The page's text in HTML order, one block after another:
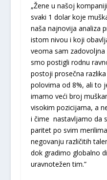
„Žene u našoj
svaki 1 dolar koje
naša najnovija analiza
istom nivou i koji
veoma sam
smo postigli rodnu
postoji prosečna
polovima od 8%, ali to
imamo veći broj
visokim pozicijama, a
i čime nastavljamo da
paritet po svim
negovanju različitih
dok gradimo globalno
uravnotežen tim.”